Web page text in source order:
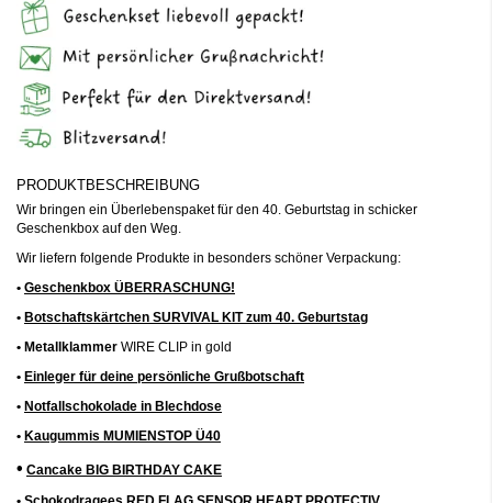
PRODUKTBESCHREIBUNG
Wir bringen ein Überlebenspaket für den 40. Geburtstag in schicker
Geschenkbox auf den Weg.
Wir liefern folgende Produkte in besonders schöner Verpackung:
• Geschenkbox ÜBERRASCHUNG!
• Botschaftskärtchen SURVIVAL KIT zum 40. Geburtstag
• Metallklammer WIRE CLIP in gold
• Einleger für deine persönliche Grußbotschaft
• Notfallschokolade in Blechdose
• Kaugummis MUMIENSTOP Ü40
• Cancake BIG BIRTHDAY CAKE